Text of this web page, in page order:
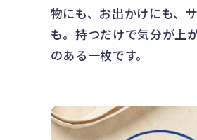
物にも、お出かけにも、
も。持つだけで気分が上
のある一枚です。